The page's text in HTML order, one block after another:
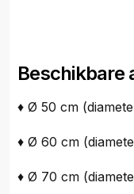
Beschikbare
♦ Ø 50 cm
♦ Ø 60 cm
♦ Ø 70 cm